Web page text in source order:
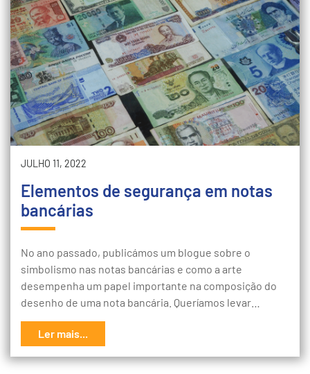
JULHO 11, 2022
Elementos de segurança em notas
bancárias
No ano passado, publicámos um blogue sobre o
simbolismo nas notas bancárias e como a arte
desempenha um papel importante na composição do
desenho de uma nota bancária. Queríamos levar…
Ler mais...